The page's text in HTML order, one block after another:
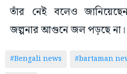
তাঁর নেই বলেও
জল্পনার আগুনে জল পড়ছে না।
#Bengali news #bartaman